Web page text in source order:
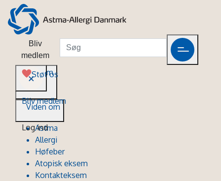
Bliv
medlem
Støt os
Bliv medlem
Log ind
Viden om
Viden om
Astma
Allergi
Høfeber
Atopisk eksem
Kontakteksem